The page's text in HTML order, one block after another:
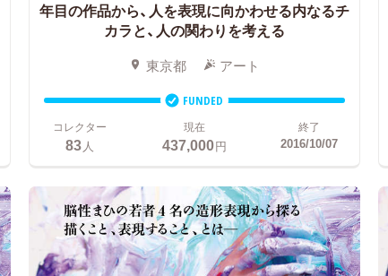
年目の作品から、人を表現に向かわせる内なるチ
カラと、人の関わりを考える
東京都 アート
FUNDED
コレクター
83人
現在
437,000円
終了
2016/10/07